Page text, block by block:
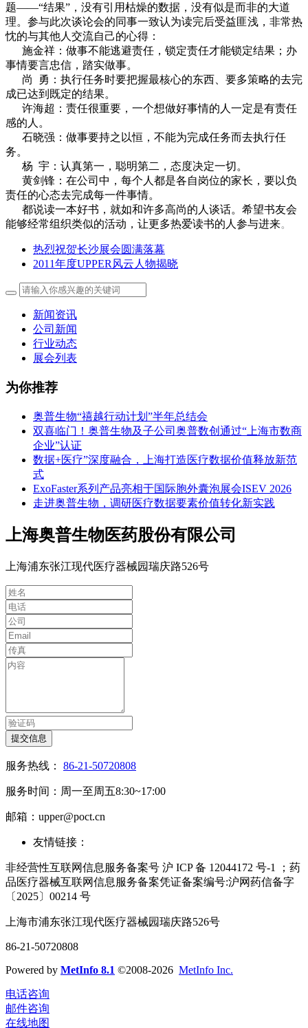
题——“结果”，没有引用枯燥的数据，没有似是而非的大道
理。参与此次谈论会的同事一致认为读完后受益匪浅，非常热
忱的与其他人交流自己的心得：
施金祥：做事不能逃避责任，锁定责任才能锁定结果；办
事情要言忠信，踏实做事。
尚 勇：执行任务时要把握最核心的东西、要多策略的去完
成已达到既定的结果。
许海超：责任很重要，一个想做好事情的人一定是有责任
感的人。
石晓强：做事要持之以恒，不能为完成任务而去执行任
务。
杨 宇：认真第一，聪明第二，态度决定一切。
黄剑锋：在公司中，每个人都是各自岗位的家长，要以负
责任的心态去完成每一件事情。
都说读一本好书，就如和许多高尚的人谈话。希望书友会
能够经常组织类似的活动，让更多热爱读书的人参与进来。
热烈祝贺长沙展会圆满落幕
2011年度UPPER风云人物揭晓
新闻资讯
公司新闻
行业动态
展会列表
为你推荐
奥普生物“禧越行动计划”半年总结会
双喜临门！奥普生物及子公司奥普数创通过“上海市数商
企业”认证
数据+医疗”深度融合，上海打造医疗数据价值释放新范
式
ExoFaster系列产品亮相于国际胞外囊泡展会ISEV 2026
走进奥普生物，调研医疗数据要素价值转化新实践
上海奥普生物医药股份有限公司
上海浦东张江现代医疗器械园瑞庆路526号
提交信息
服务热线： 86-21-50720808
服务时间：周一至周五8:30~17:00
邮箱：upper@poct.cn
友情链接：
非经营性互联网信息服务备案号 沪 ICP 备 12044172 号-1 ；药
品医疗器械互联网信息服务备案凭证备案编号:沪网药信备字
〔2025〕00214 号
上海市浦东张江现代医疗器械园瑞庆路526号
86-21-50720808
Powered by MetInfo 8.1 ©2008-2026 MetInfo Inc.
电话咨询
邮件咨询
在线地图